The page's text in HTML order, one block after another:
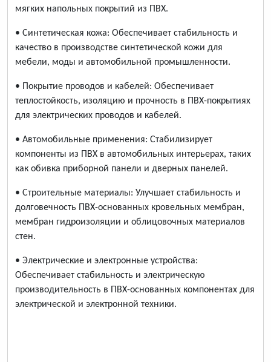
мягких напольных покрытий из ПВХ.
• Синтетическая кожа: Обеспечивает стабильность и
качество в производстве синтетической кожи для
мебели, моды и автомобильной промышленности.
• Покрытие проводов и кабелей: Обеспечивает
теплостойкость, изоляцию и прочность в ПВХ-покрытиях
для электрических проводов и кабелей.
• Автомобильные применения: Стабилизирует
компоненты из ПВХ в автомобильных интерьерах, таких
как обивка приборной панели и дверных панелей.
• Строительные материалы: Улучшает стабильность и
долговечность ПВХ-основанных кровельных мембран,
мембран гидроизоляции и облицовочных материалов
стен.
• Электрические и электронные устройства:
Обеспечивает стабильность и электрическую
производительность в ПВХ-основанных компонентах для
электрической и электронной техники.